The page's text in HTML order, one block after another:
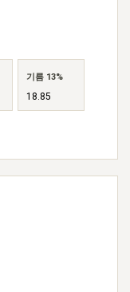
기름 13%
18.85